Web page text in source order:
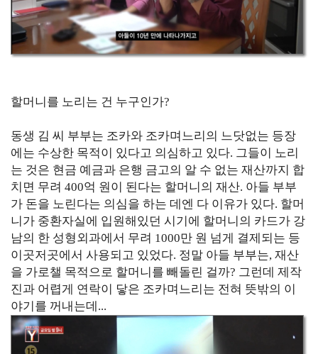
할머니를 노리는 건 누구인가?
동생 김 씨 부부는 조카와 조카며느리의 느닷없는 등장
에는 수상한 목적이 있다고 의심하고 있다. 그들이 노리
는 것은 현금 예금과 은행 금고의 알 수 없는 재산까지 합
치면 무려 400억 원이 된다는 할머니의 재산. 아들 부부
가 돈을 노린다는 의심을 하는 데엔 다 이유가 있다. 할머
니가 중환자실에 입원해있던 시기에 할머니의 카드가 강
남의 한 성형외과에서 무려 1000만 원 넘게 결제되는 등
이곳저곳에서 사용되고 있었다. 정말 아들 부부는, 재산
을 가로챌 목적으로 할머니를 빼돌린 걸까? 그런데 제작
진과 어렵게 연락이 닿은 조카며느리는 전혀 뜻밖의 이
야기를 꺼내는데...